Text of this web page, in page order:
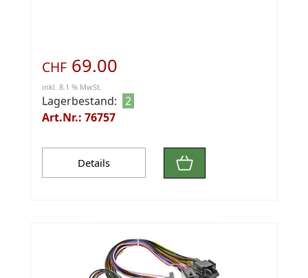
CHF 69.00
inkl. 8.1 % MwSt.
Lagerbestand: 2
Art.Nr.: 76757
Details